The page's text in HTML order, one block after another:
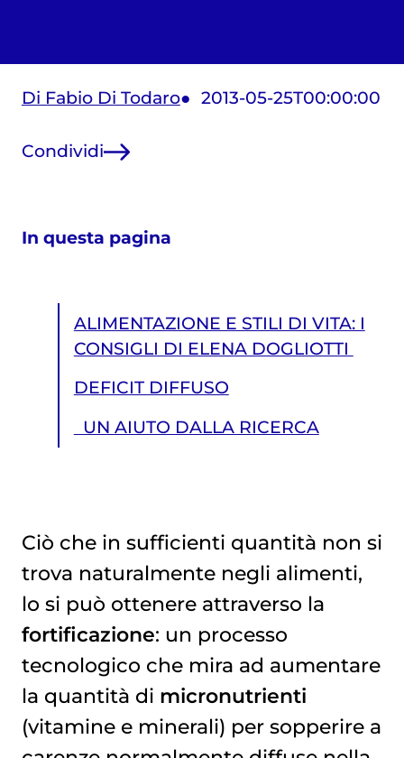
Di Fabio Di Todaro 2013-05-25T00:00:00
Condividi
In questa pagina
ALIMENTAZIONE E STILI DI VITA: I
CONSIGLI DI ELENA DOGLIOTTI
DEFICIT DIFFUSO
UN AIUTO DALLA RICERCA
UN AIUTO DALLA RICERCA
Ciò che in sufficienti quantità non si
trova naturalmente negli alimenti,
lo si può ottenere attraverso la
fortificazione: un processo
tecnologico che mira ad aumentare
la quantità di micronutrienti
(vitamine e minerali) per sopperire a